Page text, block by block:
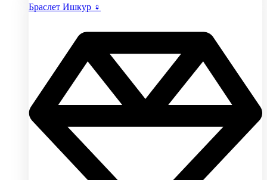
Браслет Ишкур ♀